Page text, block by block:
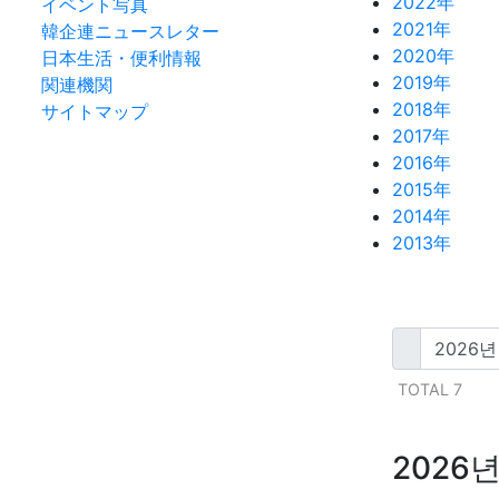
イベント写真
韓企連ニュースレター
日本生活・便利情報
関連機関
サイトマップ
2021年
2020年
2019年
2018年
2017年
2016年
2015年
2014年
2013年
TOTAL 7
2026